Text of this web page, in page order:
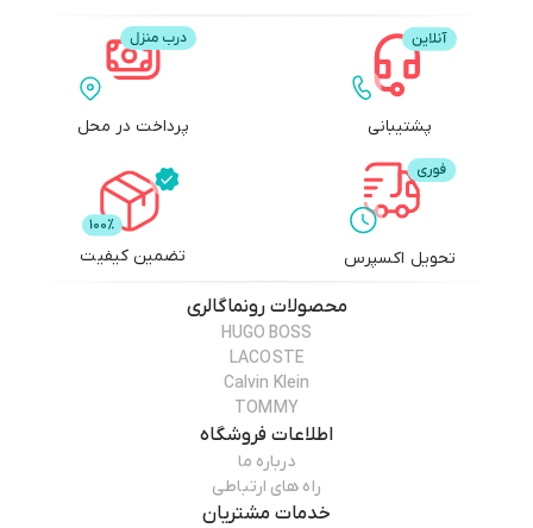
پشتیبانی پرداخت در محل
تحویل اکسپرس تضمین کیفیت
محصولاترونماگالری
HUGO BOSS
LACOSTE
Calvin Klein
TOMMY
اطلاعات فروشگاه
درباره ما
راه های ارتباطی
خدمات مشتریان